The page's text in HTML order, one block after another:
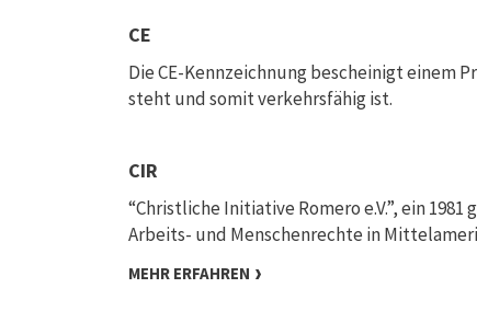
CE
Die CE-Kennzeichnung bescheinigt einem
steht und somit verkehrsfähig ist.
CIR
“Christliche Initiative Romero e.V.”, ein
Arbeits- und Menschenrechte in
MEHR ERFAHREN